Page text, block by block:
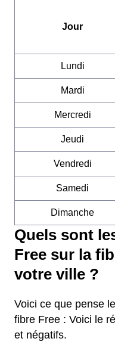
Jour
Lundi
Mardi
Mercredi
Jeudi
Vendredi
Samedi
Dimanche
Quels sont
Free sur la
votre ville ?
Voici ce que pense
fibre Free : Voici le
et négatifs.